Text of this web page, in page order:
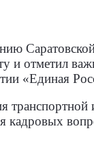
и отметил
«Единая
транспортной
кадровых